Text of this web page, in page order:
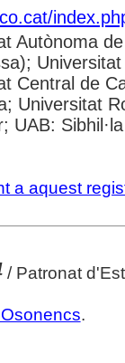
Autònoma
Central de
Universitat
UAB: Sibhil·la
a aquest
/ Patronat
.